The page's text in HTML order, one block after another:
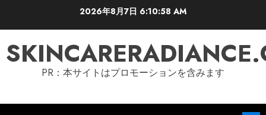
2026年8月7日 6:10:59 AM
PR：本サイトはプロモーションを含みます